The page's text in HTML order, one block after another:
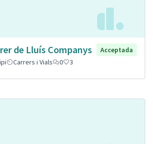
de Lluís Companys
Acceptada
Carrers i Vials 0 3